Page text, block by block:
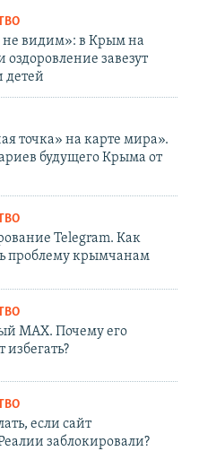
не видим»: в Крым на
оздоровление завезут
детей
точка» на карте мира».
будущего Крыма от
Telegram. Как
проблему крымчанам
MAX. Почему его
избегать?
если сайт
заблокировали?